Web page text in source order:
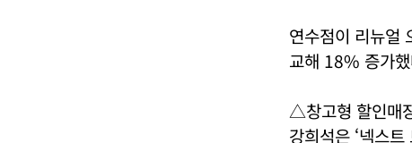
연수점이 리뉴얼
교해 18% 증가
△창고형 할인매
강희석은 ‘넥스